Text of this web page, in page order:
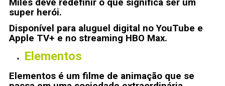
Miles deve redefinir o que significa ser um
super herói.
Disponível para aluguel digital no YouTube e
Apple TV+ e no streaming HBO Max.
Elementos
Elementos é um filme de animação que se